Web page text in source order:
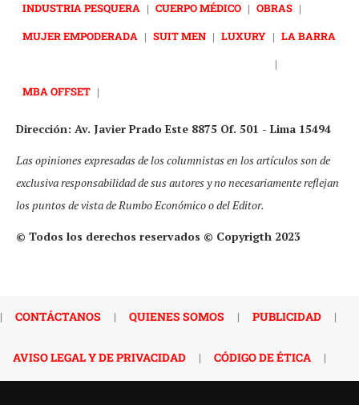
INDUSTRIA PESQUERA | CUERPO MÉDICO | OBRAS |
MUJER EMPODERADA | SUIT MEN | LUXURY | LA BARRA
|
MBA OFFSET |
Dirección: Av. Javier Prado Este 8875 Of. 501 - Lima 15494
Las opiniones expresadas de los columnistas en los artículos son de
exclusiva responsabilidad de sus autores y no necesariamente reflejan
los puntos de vista de Rumbo Económico o del Editor.
© Todos los derechos reservados © Copyrigth 2023
| CONTÁCTANOS | QUIENES SOMOS | PUBLICIDAD |
AVISO LEGAL Y DE PRIVACIDAD | CÓDIGO DE ÉTICA |